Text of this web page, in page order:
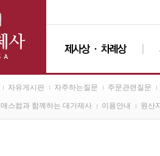
자유게시판 자주하는질문 주문관련질문
매스컴과 함께하는 대가제사 이용안내 원산지